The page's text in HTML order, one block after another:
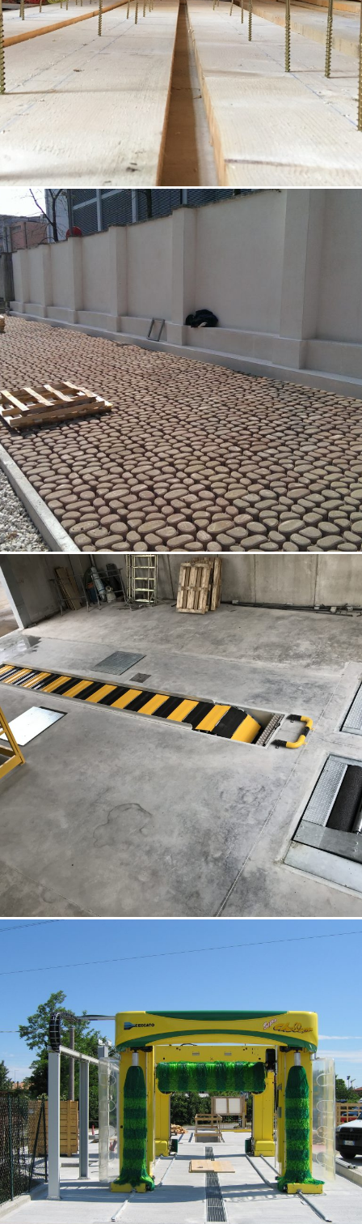
Appartamento 01 Padova
18/10/2022
Opere speciali 02 Padova
18/10/2022
Opere speciali 02 Venezia
18/10/2022
Opere speciali 01 Venezia